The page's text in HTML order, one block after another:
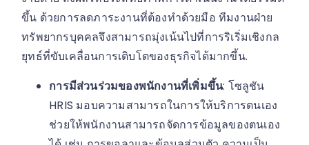
ขึ้น ด้วยการลดภาระงานที่ต้องทำด้วยมือ ทีมงานฝ่าย
ทรัพยากรบุคคลจึงสามารถมุ่งเน้นไปที่การริเริ่มเชิงกล
ยุทธ์ที่ขับเคลื่อนการเติบโตของธุรกิจได้มากขึ้น.
การมีส่วนร่วมของพนักงานที่เพิ่มขึ้น: โซลูชัน
HRIS มอบความสามารถในการให้บริการตนเอง
ช่วยให้พนักงานสามารถจัดการข้อมูลของตนเอง